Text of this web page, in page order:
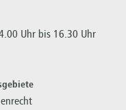
Uhr bis 16.30 Uhr